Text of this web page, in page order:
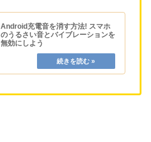
Android充電音を消す方法! スマホ
のうるさい音とバイブレーションを
無効にしよう